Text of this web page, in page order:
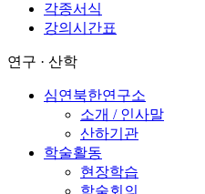
각종서식
강의시간표
연구 · 산학
심연북한연구소
소개 / 인사말
산하기관
학술활동
현장학습
학술회의